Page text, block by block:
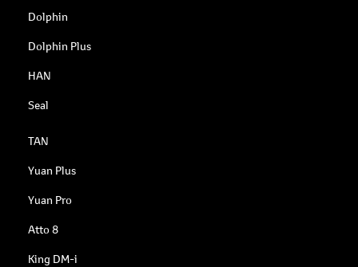
Dolphin
Dolphin Plus
HAN
Seal
TAN
Yuan Plus
Yuan Pro
Atto 8
King DM-i